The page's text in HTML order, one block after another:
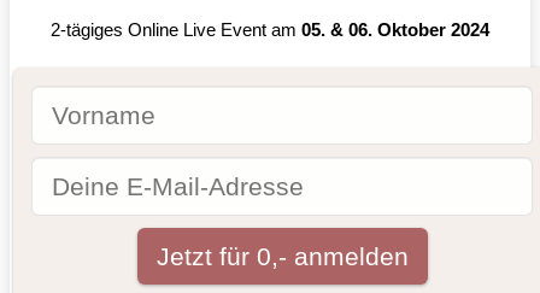
2-tägiges Online Live Event am 05. & 06. Oktober 2024